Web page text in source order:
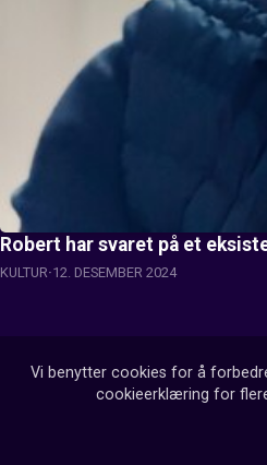
Robert har svaret på et
KULTUR 12. DESEMBER 2024
Vi benytter cookies for å
cookieerklæring for